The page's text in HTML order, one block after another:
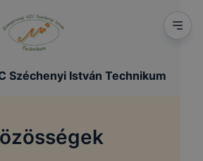
Széchenyi István Technikum